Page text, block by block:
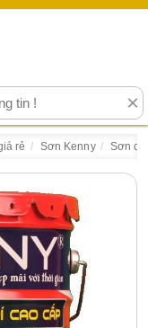
×
rẻ Sơn Kenny Sơn